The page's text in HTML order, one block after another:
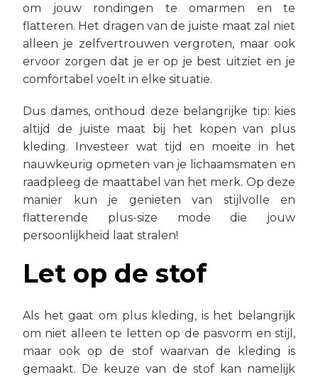
om jouw rondingen te omarmen en te
flatteren. Het dragen van de juiste maat zal niet
alleen je zelfvertrouwen vergroten, maar ook
ervoor zorgen dat je er op je best uitziet en je
comfortabel voelt in elke situatie.
Dus dames, onthoud deze belangrijke tip: kies
altijd de juiste maat bij het kopen van plus
kleding. Investeer wat tijd en moeite in het
nauwkeurig opmeten van je lichaamsmaten en
raadpleeg de maattabel van het merk. Op deze
manier kun je genieten van stijlvolle en
flatterende plus-size mode die jouw
persoonlijkheid laat stralen!
Let op de stof
Als het gaat om plus kleding, is het belangrijk
om niet alleen te letten op de pasvorm en stijl,
maar ook op de stof waarvan de kleding is
gemaakt. De keuze van de stof kan namelijk